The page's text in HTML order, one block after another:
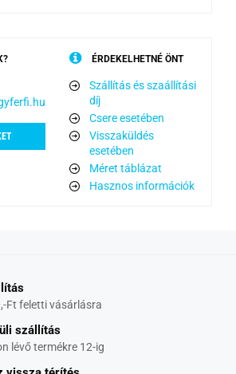
ÉRDEKELHETNÉ ÖNT
Szállítás és szaállítási
díj
Csere esetében
Visszaküldés
esetében
Méret táblázat
Hasznos információk
Ft feletti vásárlásra
szállítás
lévő termékre 12-ig